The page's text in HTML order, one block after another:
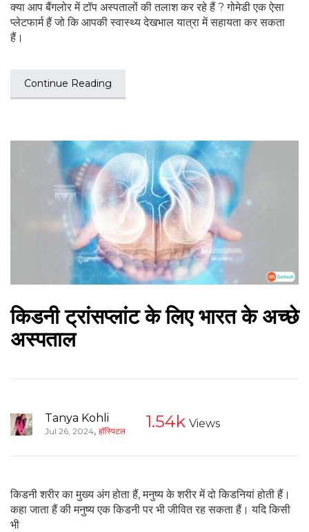
क्या आप बैंगलोर में टॉप अस्पतालों की तलाश कर रहे हैं ? गोमेडी एक ऐसा
प्लेटफार्म हैं जो कि आपकी स्वास्थ्य देखभाल यात्रा में सहायता कर सकता
हैं।
Continue Reading
किडनी ट्रांसप्लांट के लिए भारत के अच्छे
अस्पताल
Tanya Kohli
Jul 26, 2024, हॉस्पिटल 1.54k Views
किडनी शरीर का मुख्य अंग होता हैं, मनुष्य के शरीर में दो किडनियां होती हैं।
कहा जाता हैं की मनुष्य एक किडनी पर भी जीवित रह सकता हैं। यदि किसी
भी